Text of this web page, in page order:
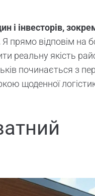
і інвесторів,
Я прямо відповім на
реальну якість
починається з
щоденної